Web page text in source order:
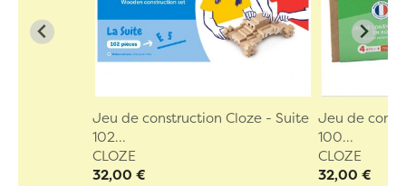
Jeu de construction Cloze - Suite
102...
CLOZE
32,00 €
Jeu de
100...
CLOZE
32,00 €